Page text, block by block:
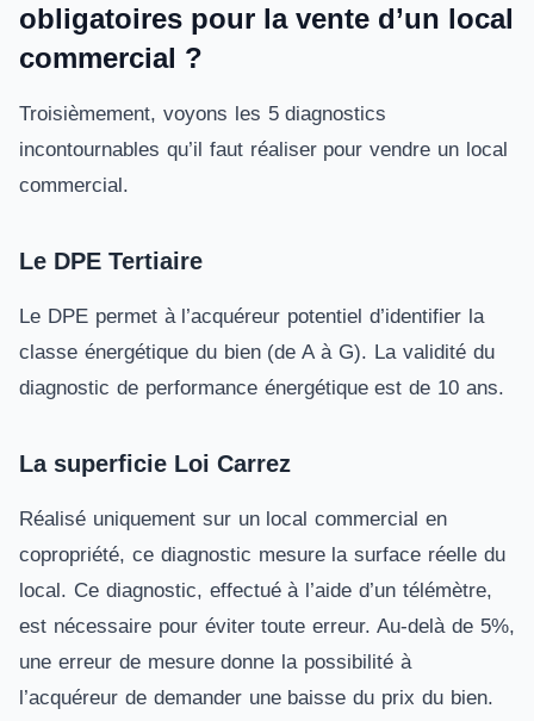
obligatoires pour la vente d’un local
commercial ?
Troisièmement, voyons les 5 diagnostics
incontournables qu’il faut réaliser pour vendre un local
commercial.
Le DPE Tertiaire
Le DPE permet à l’acquéreur potentiel d’identifier la
classe énergétique du bien (de A à G). La validité du
diagnostic de performance énergétique est de 10 ans.
La superficie Loi Carrez
Réalisé uniquement sur un local commercial en
copropriété, ce diagnostic mesure la surface réelle du
local. Ce diagnostic, effectué à l’aide d’un télémètre,
est nécessaire pour éviter toute erreur. Au-delà de 5%,
une erreur de mesure donne la possibilité à
l’acquéreur de demander une baisse du prix du bien.